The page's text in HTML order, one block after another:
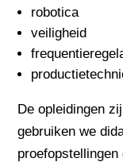
robotica
veiligheid
De opleidingen
gebruiken we